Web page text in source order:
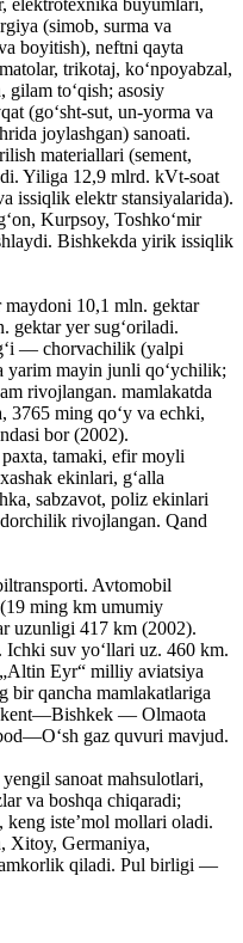
elektrotexnika buyumlari,
(simob, surma va
boyitish), neftni qayta
trikotaj, koʻnpoyabzal,
toʻqish; asosiy
(goʻsht-sut, un-yorma va
joylashgan) sanoati.
materiallari (sement,
Yiliga 12,9 mlrd. kVt-soat
issiqlik elektr stansiyalarida).
Kurpsoy, Toshkoʻmir
Bishkekda yirik issiqlik
10,1 mln. gektar
gektar yer sugʻoriladi.
— chorvachilik (yalpi
yarim mayin junli qoʻychilik;
rivojlangan. mamlakatda
3765 ming qoʻy va echki,
bor (2002).
tamaki, efir moyli
ekinlari, gʻalla
sabzavot, poliz ekinlari
rivojlangan. Qand
Avtomobil
ming km umumiy
uzunligi 417 km (2002).
Ichki suv yoʻllari uz. 460 km.
Eyr“ milliy aviatsiya
bir qancha mamlakatlariga
— Olmaota
gaz quvuri mavjud.
sanoat mahsulotlari,
va boshqa chiqaradi;
isteʼmol mollari oladi.
Xitoy, Germaniya,
qiladi. Pul birligi —